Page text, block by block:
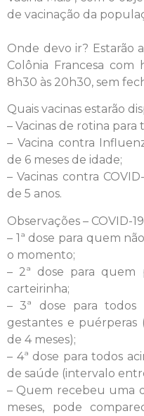
de vacinação da
Onde devo ir? Estarão
Colônia Francesa com
8h30 às 20h30, sem
Quais vacinas estarão
– Vacinas de rotina para
– Vacina contra
de 6 meses de idade;
–Vacinas contra
de 5 anos.
Observações – COVID-
– 1ª dose para quem
o momento;
– 2ª dose para quem
carteirinha;
– 3ª dose para todos
gestantes e puérperas
de 4 meses);
– 4ª dose para todos
de saúde (intervalo
– Quem recebeu uma
meses, pode